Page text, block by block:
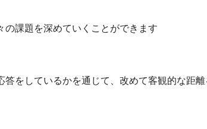
課題を深めていくことができます
をしているかを通じて、改めて客観的な距